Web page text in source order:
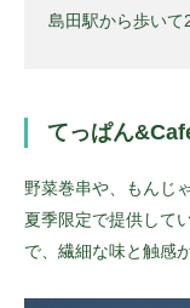
島田駅から歩いて
てっぱん
野菜巻串や、もんじ
夏季限定で提供して
で、繊細な味と触感